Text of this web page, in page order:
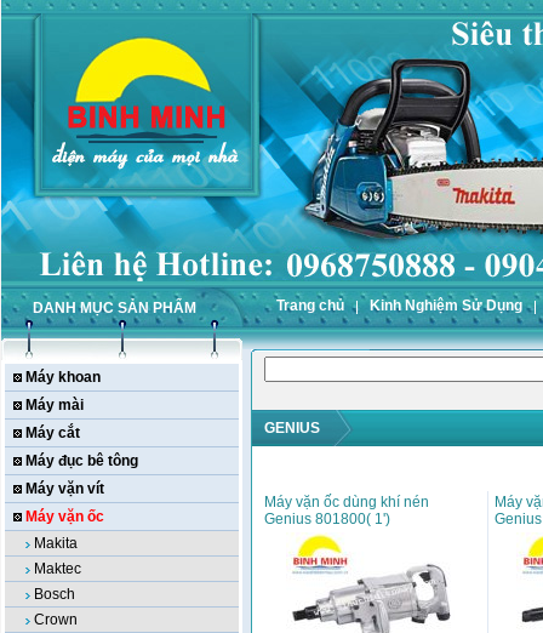
DANH MỤC SẢN PHẨM Trang chủ Kinh Nghiệm Sử Dụng
Máy khoan
Máy mài
Máy cắt
Máy đục bê tông
Máy vặn vít
Máy vặn ốc
Makita
Maktec
Bosch
Crown
GENIUS
Máy vặn ốc dùng khí nén
Genius 801800( 1')
Máy